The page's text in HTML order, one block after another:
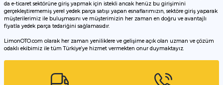
Bu ürüne benzer farklı alternatifler olmalı.
da e-ticaret sektörüne giriş yapmak için istekli ancak henüz bu girişimini
gerçekleştirememiş yerel yedek parça satışı yapan esnaflarımızın, sektöre giriş yaparak
müşterilerimiz ile buluşmasını ve müşterimizin her zaman en doğru ve avantajlı
fiyatla yedek parça tedariğini sağlamasıdır.
LimonOTO.com olarak her zaman yeniliklere ve gelişime açık olan uzman ve çözüm
odaklı ekibimiz ile tüm Türkiye’ye hizmet vermekten onur duymaktayız.